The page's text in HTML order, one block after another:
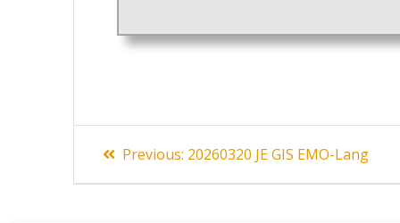
Navigation
de
Previous: Previous
20260320 JE GIS EMO-Lang